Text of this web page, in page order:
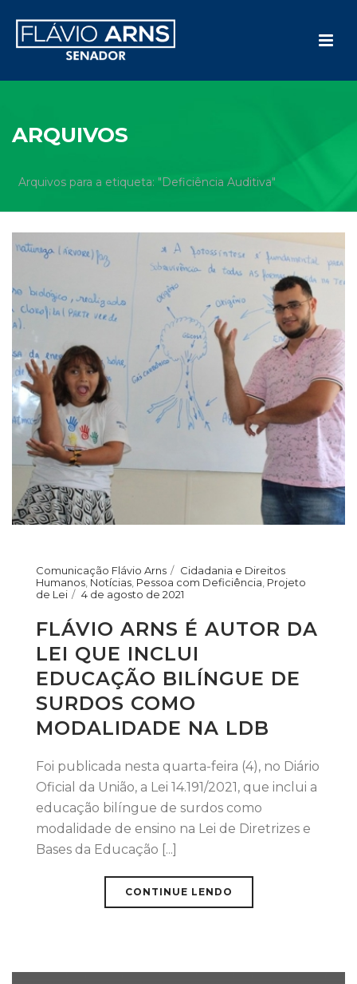
ARQUIVOS
Arquivos para a etiqueta: "Deficiência Auditiva"
Comunicação Flávio Arns
Cidadania e Direitos
Humanos Notícias Pessoa com Deficiência Projeto
de Lei
4 de agosto de 2021
FLÁVIO ARNS É AUTOR DA
LEI QUE INCLUI
EDUCAÇÃO BILÍNGUE DE
SURDOS COMO
MODALIDADE NA LDB
Foi publicada nesta quarta-feira (4), no Diário
Oficial da União, a Lei 14.191/2021, que inclui a
educação bilíngue de surdos como
modalidade de ensino na Lei de Diretrizes e
Bases da Educação [...]
CONTINUE LENDO